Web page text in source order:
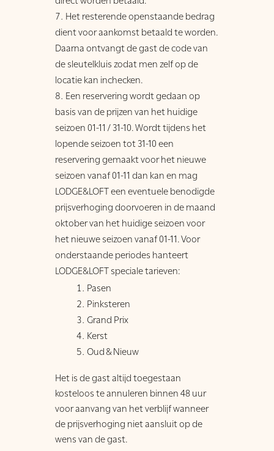
Het resterende openstaande bedrag
dient voor aankomst betaald te worden.
Daarna ontvangt de gast de code van
de sleutelkluis zodat men zelf op de
locatie kan inchecken.
Een reservering wordt gedaan op
basis van de prijzen van het huidige
seizoen 01-11 / 31-10. Wordt tijdens het
lopende seizoen tot 31-10 een
reservering gemaakt voor het nieuwe
seizoen vanaf 01-11 dan kan en mag
LODGE&LOFT een eventuele benodigde
prijsverhoging doorvoeren in de maand
oktober van het huidige seizoen voor
het nieuwe seizoen vanaf 01-11. Voor
onderstaande periodes hanteert
LODGE&LOFT speciale tarieven:
Pasen
Pinksteren
Grand Prix
Kerst
Oud & Nieuw
Het is de gast altijd toegestaan
kosteloos te annuleren binnen 48 uur
voor aanvang van het verblijf wanneer
de prijsverhoging niet aansluit op de
wens van de gast.